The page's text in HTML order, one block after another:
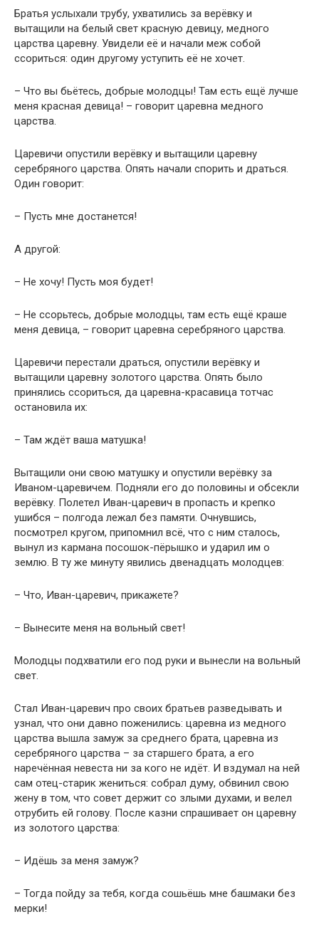
Братья услыхали трубу, ухватились за верёвку и
вытащили на белый свет красную девицу, медного
царства царевну. Увидели её и начали меж собой
ссориться: один другому уступить её не хочет.
– Что вы бьётесь, добрые молодцы! Там есть ещё лучше
меня красная девица! – говорит царевна медного
царства.
Царевичи опустили верёвку и вытащили царевну
серебряного царства. Опять начали спорить и драться.
Один говорит:
– Пусть мне достанется!
А другой:
– Не хочу! Пусть моя будет!
– Не ссорьтесь, добрые молодцы, там есть ещё краше
меня девица, – говорит царевна серебряного царства.
Царевичи перестали драться, опустили верёвку и
вытащили царевну золотого царства. Опять было
принялись ссориться, да царевна-красавица тотчас
остановила их:
– Там ждёт ваша матушка!
Вытащили они свою матушку и опустили верёвку за
Иваном-царевичем. Подняли его до половины и обсекли
верёвку. Полетел Иван-царевич в пропасть и крепко
ушибся – полгода лежал без памяти. Очнувшись,
посмотрел кругом, припомнил всё, что с ним сталось,
вынул из кармана посошок-пёрышко и ударил им о
землю. В ту же минуту явились двенадцать молодцев:
– Что, Иван-царевич, прикажете?
– Вынесите меня на вольный свет!
Молодцы подхватили его под руки и вынесли на вольный
свет.
Стал Иван-царевич про своих братьев разведывать и
узнал, что они давно поженились: царевна из медного
царства вышла замуж за среднего брата, царевна из
серебряного царства – за старшего брата, а его
наречённая невеста ни за кого не идёт. И вздумал на ней
сам отец-старик жениться: собрал думу, обвинил свою
жену в том, что совет держит со злыми духами, и велел
отрубить ей голову. После казни спрашивает он царевну
из золотого царства:
– Идёшь за меня замуж?
– Тогда пойду за тебя, когда сошьёшь мне башмаки без
мерки!